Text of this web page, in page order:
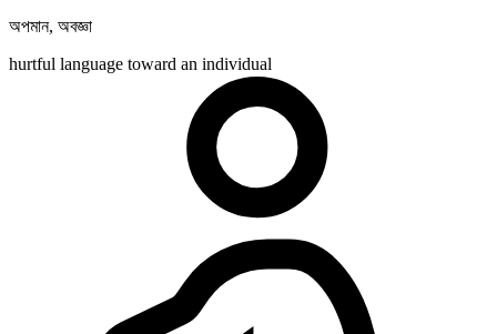
অপমান, অবজ্ঞা
hurtful language toward an individual